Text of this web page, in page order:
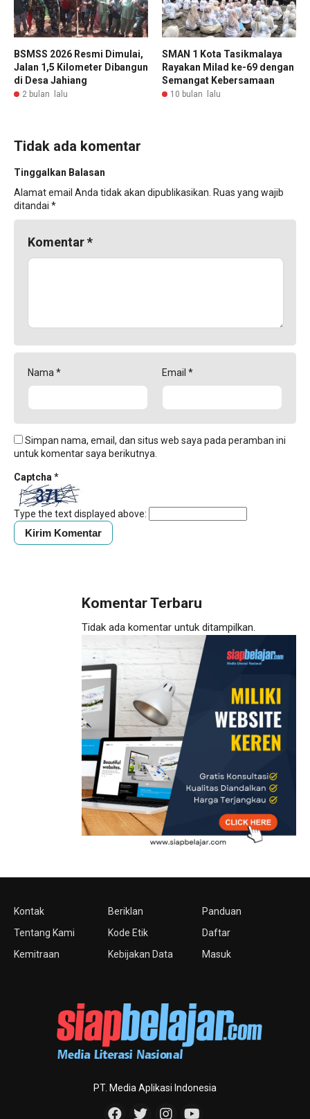
BSMSS 2026 Resmi Dimulai,
Jalan 1,5 Kilometer Dibangun
di Desa Jahiang
2 bulan lalu
SMAN 1 Kota Tasikmalaya
Rayakan Milad ke-69 dengan
Semangat Kebersamaan
10 bulan lalu
Tidak ada komentar
Tinggalkan Balasan
Alamat email Anda tidak akan dipublikasikan. Ruas yang wajib
ditandai *
Komentar*
Nama * Email *
Simpan nama, email, dan situs web saya pada peramban ini
untuk komentar saya berikutnya.
Captcha *
Type the text displayed above:
Komentar Terbaru
Tidak ada komentar untuk ditampilkan.
Kontak
Tentang Kami
Kemitraan
Beriklan
Kode Etik
Kebijakan Data
Panduan
Daftar
Masuk
PT. Media Aplikasi Indonesia